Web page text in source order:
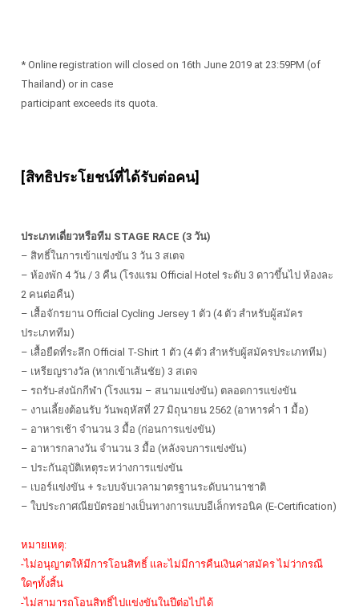
* Online registration will closed on 16th June 2019 at 23:59PM (of
Thailand) or in case
participant exceeds its quota.
[สิทธิประโยชน์ที่ได้รับต่อคน]
ประเภทเดี่ยวหรือทีม STAGE RACE (3 วัน)
– สิทธิ์ในการเข้าแข่งขัน 3 วัน 3 สเตจ
– ห้องพัก 4 วัน / 3 คืน (โรงแรม Official Hotel ระดับ 3 ดาวขึ้นไป ห้องละ
2 คนต่อคืน)
– เสื้อจักรยาน Official Cycling Jersey 1 ตัว (4 ตัว สำหรับผู้สมัคร
ประเภททีม)
– เสื้อยืดที่ระลึก Official T-Shirt 1 ตัว (4 ตัว สำหรับผู้สมัครประเภททีม)
– เหรียญรางวัล (หากเข้าเส้นชัย) 3 สเตจ
– รถรับ-ส่งนักกีฬา (โรงแรม – สนามแข่งขัน) ตลอดการแข่งขัน
– งานเลี้ยงต้อนรับ วันพฤหัสที่ 27 มิถุนายน 2562 (อาหารค่ำ 1 มื้อ)
– อาหารเช้า จำนวน 3 มื้อ (ก่อนการแข่งขัน)
– อาหารกลางวัน จำนวน 3 มื้อ (หลังจบการแข่งขัน)
– ประกันอุบัติเหตุระหว่างการแข่งขัน
– เบอร์แข่งขัน + ระบบจับเวลามาตรฐานระดับนานาชาติ
– ใบประกาศณียบัตรอย่างเป็นทางการแบบอีเล็กทรอนิค (E-Certification)
หมายเหตุ:
-ไม่อนุญาตให้มีการโอนสิทธิ์ และไม่มีการคืนเงินค่าสมัคร ไม่ว่ากรณี
ใดๆทั้งสิ้น
-ไม่สามารถโอนสิทธิ์ไปแข่งขันในปีต่อไปได้